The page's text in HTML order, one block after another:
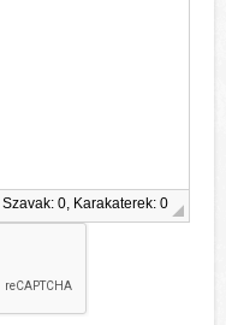
0, Karakaterek: 0